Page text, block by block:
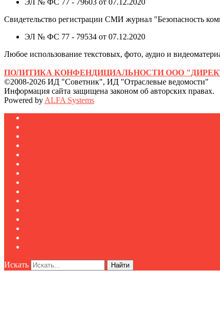
ЭЛ № ФС 77 - 79603 от 07.12.2020
Свидетельство регистрации СМИ журнал "Безопасность
ЭЛ № ФС 77 - 79534 от 07.12.2020
Любое использование текстовых, фото, аудио и
ПОЛИТИКА КОНФЕНДИЦИАЛЬНОСТИ ООО
©2008-2026 ИД "Советник", ИД "Отраслевые ведомости"
Информация сайта защищена законом об авторских правах.
Powered by ALFA Systems
Искать Найти